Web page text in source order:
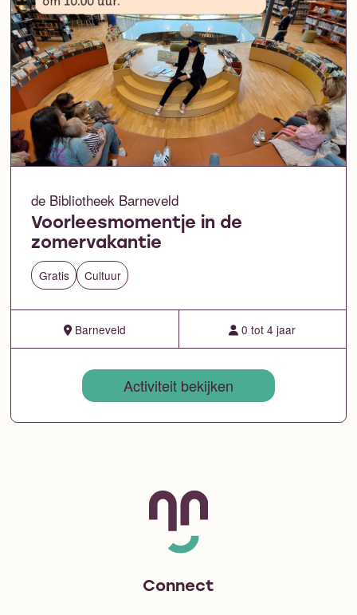
de Bibliotheek Barneveld
Voorleesmomentje in de
zomervakantie
Gratis Cultuur
Barneveld 0 tot 4 jaar
Activiteit bekijken
Connect